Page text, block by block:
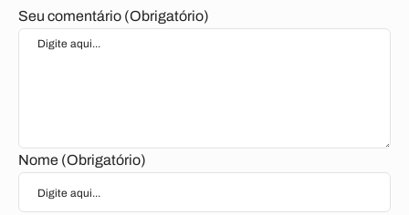
Seu comentário (Obrigatório)
Nome (Obrigatório)